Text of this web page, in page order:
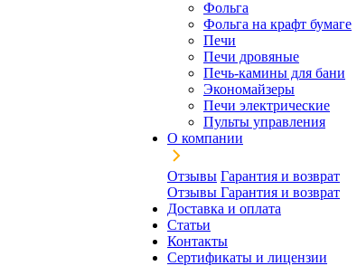
Фольга
Фольга на крафт бумаге
Печи
Печи дровяные
Печь-камины для бани
Экономайзеры
Печи электрические
Пульты управления
О компании
Отзывы Гарантия и возврат
Отзывы Гарантия и возврат
Доставка и оплата
Статьи
Контакты
Сертификаты и лицензии